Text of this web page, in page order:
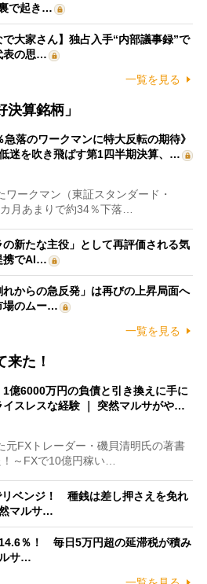
で起き…
で大家さん】独占入手“内部議事録”で
表の思…
一覧を見る
算銘柄」
急落のワークマンに特大反転の期待》
迷を吹き飛ばす第1四半期決算、…
ークマン（東証スタンダード・
月あまりで約34％下落…
新たな主役」として再評価される気
携でAI…
からの急反発」は再びの上昇局面へ
場のムー…
一覧を見る
来た！
1億6000万円の負債と引き換えに手に
イスレスな経験 ｜ 突然マルサがや…
FXトレーダー・磯貝清明氏の著書
～FXで10億円稼い…
リベンジ！ 種銭は差し押さえを免れ
マルサ…
14.6％！ 毎日5万円超の延滞税が積み
ルサ…